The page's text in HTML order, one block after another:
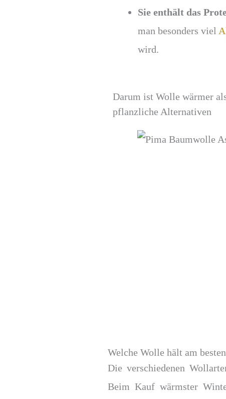
Sie enthält das
man besonders viel
wird.
Darum ist Wolle wärmer
pflanzliche Alternativen
Welche Wolle hält am
Die verschiedenen
Beim Kauf wärmster